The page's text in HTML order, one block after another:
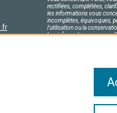
rectifiées, complétées,
les informations vous
incomplètes, équivoques,
l'utilisation ou la
Les informations